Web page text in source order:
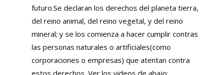
futuro.Se declaran los derechos del planeta tierra,
del reino animal, del reino vegetal, y del reino
mineral; y se los comienza a hacer cumplir contras
las personas naturales o artificiales(como
corporaciones o empresas) que atentan contra
estos derechos. Ver los videos de abajo: